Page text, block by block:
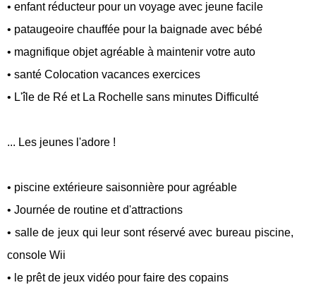
• enfant réducteur pour un voyage avec jeune facile
• pataugeoire chauffée pour la baignade avec bébé
• magnifique objet agréable à maintenir votre auto
• santé Colocation vacances exercices
• L'île de Ré et La Rochelle sans minutes Difficulté
... Les jeunes l'adore !
• piscine extérieure saisonnière pour agréable
• Journée de routine et d'attractions
• salle de jeux qui leur sont réservé avec bureau piscine,
console Wii
• le prêt de jeux vidéo pour faire des copains